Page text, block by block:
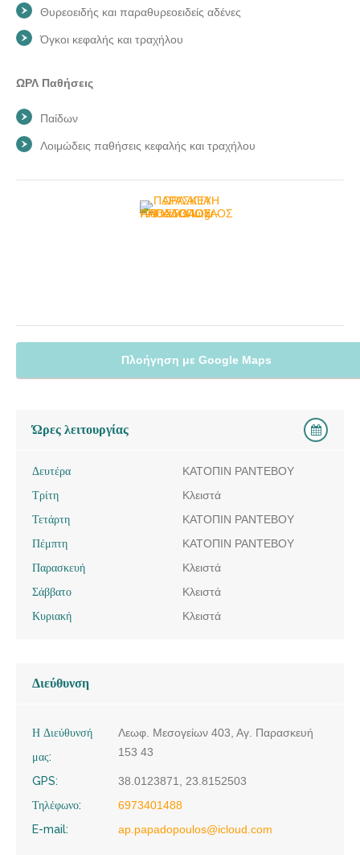
Θυρεοειδής και παραθυρεοειδείς αδένες
Όγκοι κεφαλής και τραχήλου
ΩΡΛ Παθήσεις
Παίδων
Λοιμώδεις παθήσεις κεφαλής και τραχήλου
Πλοήγηση με Google Maps
Ώρες λειτουργίας
Δευτέρα
ΚΑΤΟΠΙΝ ΡΑΝΤΕΒΟΥ
Τρίτη
Κλειστά
Τετάρτη
ΚΑΤΟΠΙΝ ΡΑΝΤΕΒΟΥ
Πέμπτη
ΚΑΤΟΠΙΝ ΡΑΝΤΕΒΟΥ
Παρασκευή
Κλειστά
Σάββατο
Κλειστά
Κυριακή
Κλειστά
Διεύθυνση
Η Διεύθυνσή
μας:
Λεωφ. Μεσογείων 403, Αγ. Παρασκευή
153 43
GPS:
38.0123871, 23.8152503
Τηλέφωνο:
6973401488
E-mail:
ap.papadopoulos@icloud.com